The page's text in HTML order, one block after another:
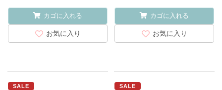
カゴに入れる
お気に入り
カゴに入れる
お気に入り
SALE SALE